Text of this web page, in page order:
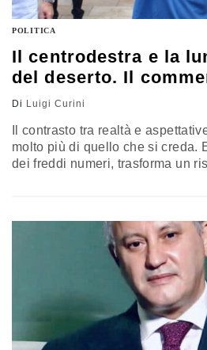
POLITICA
Il centrodestra e la
del deserto. Il
Di Luigi Curini
Il contrasto tra realtà e
molto più di quello che si creda.
dei freddi numeri, trasforma un
come le Marche…